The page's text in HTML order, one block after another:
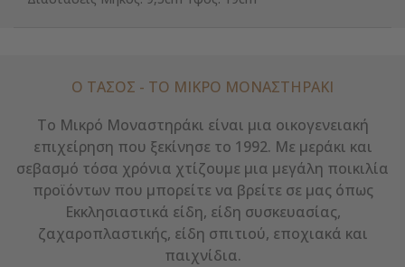
Ο ΤΑΣΟΣ - ΤΟ ΜΙΚΡΌ ΜΟΝΑΣΤΗΡΆΚΙ
Το Μικρό Μοναστηράκι είναι μια οικογενειακή
επιχείρηση που ξεκίνησε το 1992. Με μεράκι και
σεβασμό τόσα χρόνια χτίζουμε μια μεγάλη ποικιλία
προϊόντων που μπορείτε να βρείτε σε μας όπως
Εκκλησιαστικά είδη, είδη συσκευασίας,
ζαχαροπλαστικής, είδη σπιτιού, εποχιακά και
παιχνίδια.